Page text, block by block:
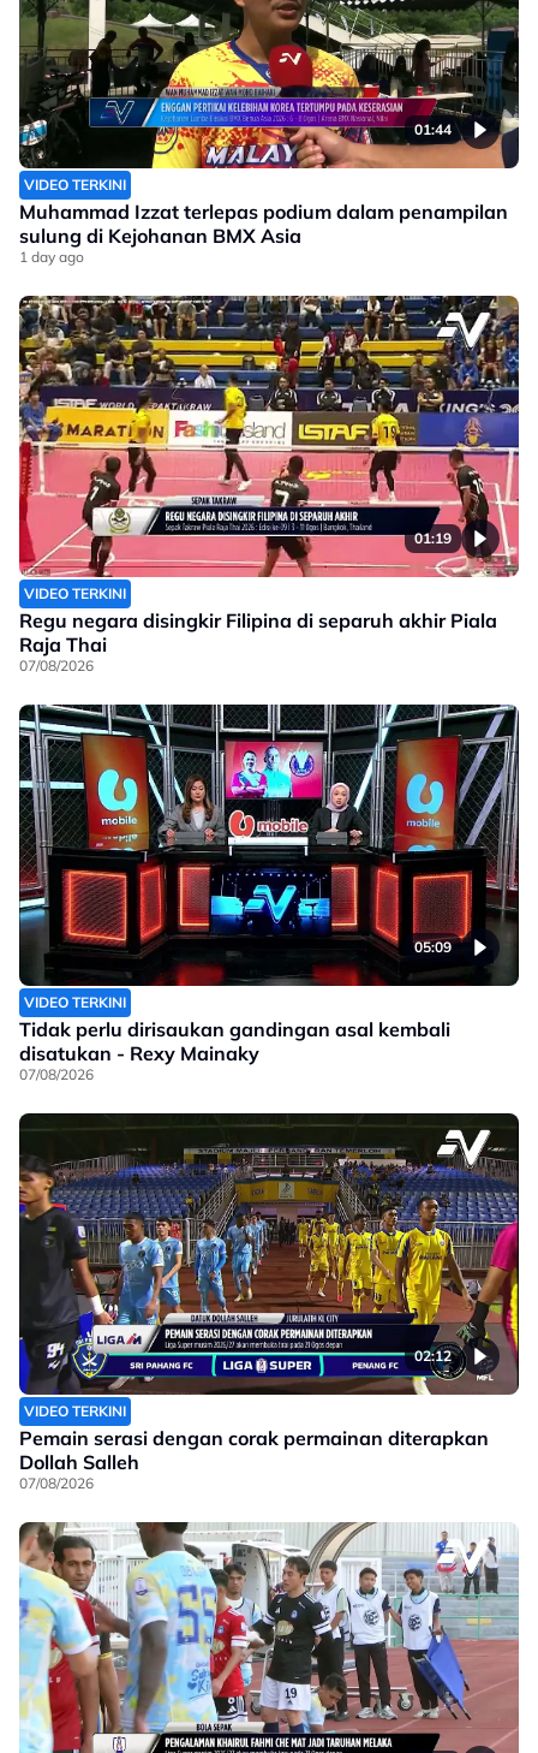
01:44
VIDEO TERKINI
Muhammad Izzat terlepas podium dalam penampilan
sulung di Kejohanan BMX Asia
1 day ago
01:19
VIDEO TERKINI
Regu negara disingkir Filipina di separuh akhir Piala
Raja Thai
07/08/2026
05:09
VIDEO TERKINI
Tidak perlu dirisaukan gandingan asal kembali
disatukan - Rexy Mainaky
07/08/2026
02:12
VIDEO TERKINI
Pemain serasi dengan corak permainan diterapkan
Dollah Salleh
07/08/2026